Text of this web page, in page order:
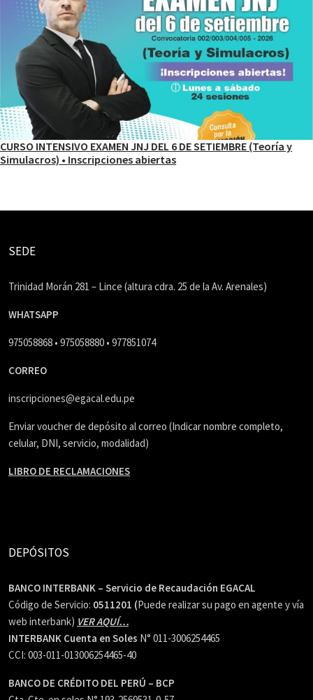
CURSO INTENSIVO EXAMEN JNJ DEL 6 DE SETIEMBRE (Teoría y
Simulacros) • Inscripciones abiertas
SEDE
Trinidad Morán 281 – Lince (altura cdra. 25 de la Av. Arenales)
WHATSAPP
975058868 • 975058880 • 977851074
CORREO
inscripciones@egacal.edu.pe
Enviar voucher de depósito al correo (Indicar nombre completo,
celular, DNI, servicio, modalidad)
LIBRO DE RECLAMACIONES
DEPÓSITOS
BANCO INTERBANK – Servicio de Recaudación EGACAL
Código de Servicio: 0511201 (Puede realizar su pago en agente y vía
web interbank) VER AQUÍ…
INTERBANK Cuenta en Soles N° 011-3006254465
CCI: 003-011-013006254465-40
BANCO DE CRÉDITO DEL PERÚ – BCP